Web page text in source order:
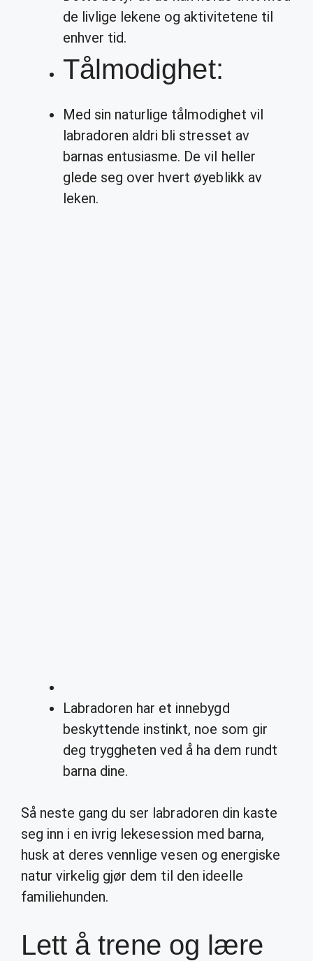
de livlige lekene og aktivitetene til
enhver tid.
Tålmodighet:
Med sin naturlige tålmodighet vil
labradoren aldri bli stresset av
barnas entusiasme. De vil heller
glede seg over hvert øyeblikk av
leken.
Labradoren har et innebygd
beskyttende instinkt, noe som gir
deg tryggheten ved å ha dem rundt
barna dine.
Så neste gang du ser labradoren din kaste
seg inn i en ivrig lekesession med barna,
husk at deres vennlige vesen og energiske
natur virkelig gjør dem til den ideelle
familiehunden.
Lett å trene og lære